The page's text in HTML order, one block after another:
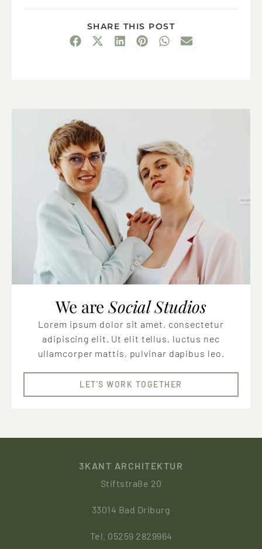
SHARE THIS POST
We are Social Studios
Lorem ipsum dolor sit amet, consectetur
adipiscing elit. Ut elit tellus, luctus nec
ullamcorper mattis, pulvinar dapibus leo.
LET'S WORK TOGETHER
3KANT ARCHITEKTUR
Stiftstraße 20
33014 Bad Driburg
Tel. 05259 2829964